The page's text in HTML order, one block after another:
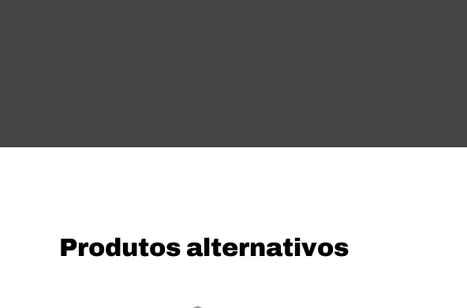
Produtos alternativos